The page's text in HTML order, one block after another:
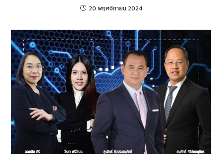
20 พฤศจิกายน 2024